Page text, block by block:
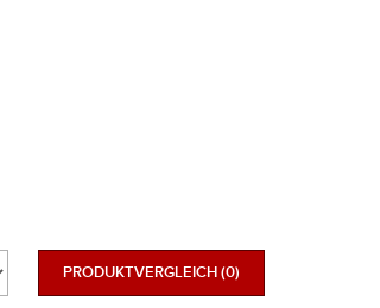
PRODUKTVERGLEICH (0)